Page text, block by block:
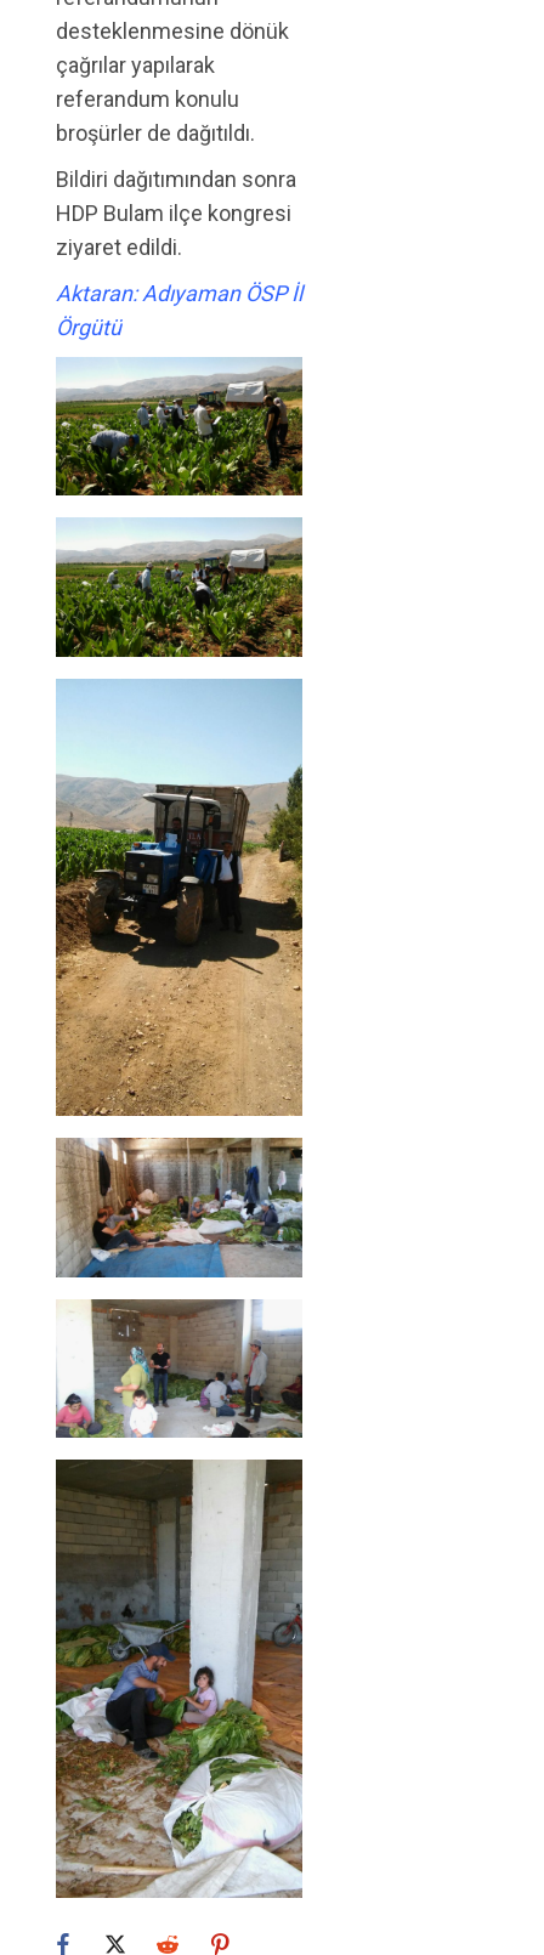
desteklenmesine dönük
çağrılar yapılarak
referandum konulu
broşürler de dağıtıldı.
Bildiri dağıtımından sonra
HDP Bulam ilçe kongresi
ziyaret edildi.
Aktaran: Adıyaman ÖSP İl
Örgütü